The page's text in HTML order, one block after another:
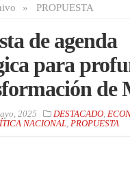
» PROPUESTA
de agenda
para
de
2025 DESTACADO,
NACIONAL, PROPUESTA